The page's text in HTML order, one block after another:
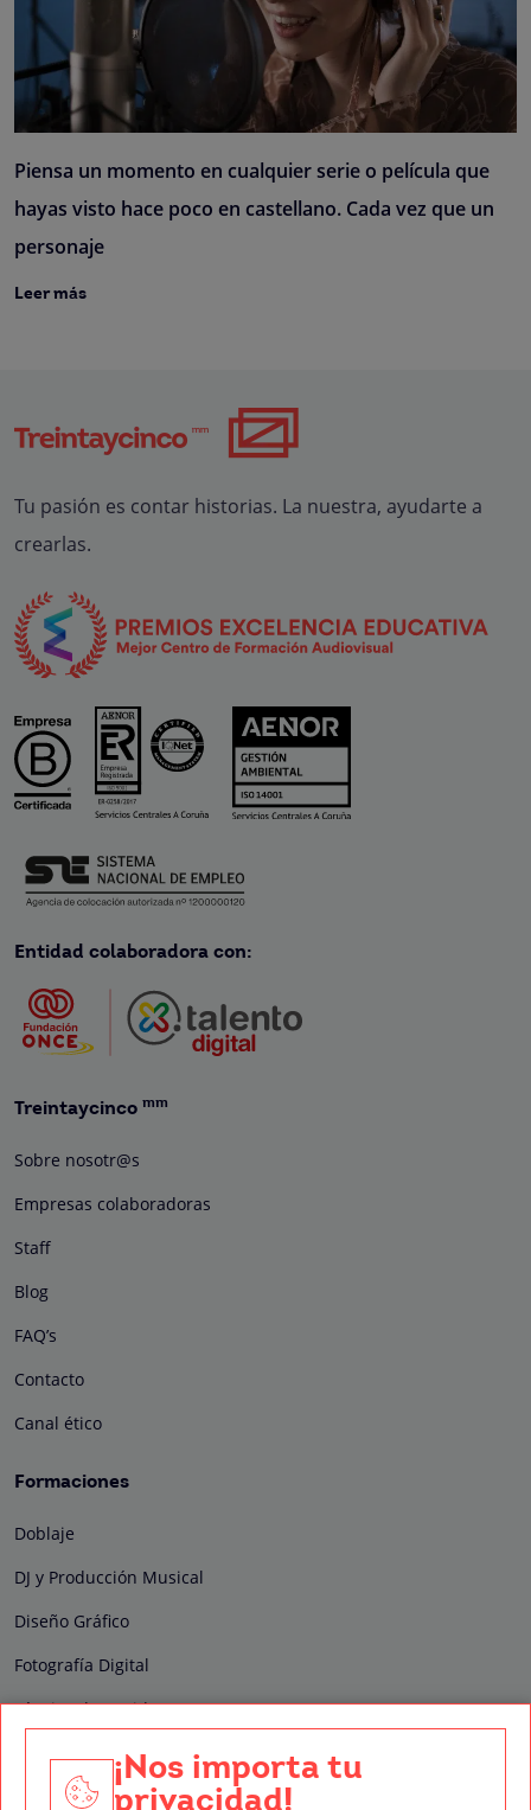
Piensa un momento en cualquier serie o película que
hayas visto hace poco en castellano. Cada vez que un
personaje
Leer más
Tu pasión es contar historias. La nuestra, ayudarte a
crearlas.
Entidad colaboradora con:
Treintaycinco mm
Sobre nosotr@s
Empresas colaboradoras
Staff
Blog
FAQ’s
Contacto
Canal ético
Formaciones
Doblaje
DJ y Producción Musical
Diseño Gráfico
Fotografía Digital
Técnico de Sonido
Edición y Postproducción de Vídeo
¡Nos importa tu
privacidad!